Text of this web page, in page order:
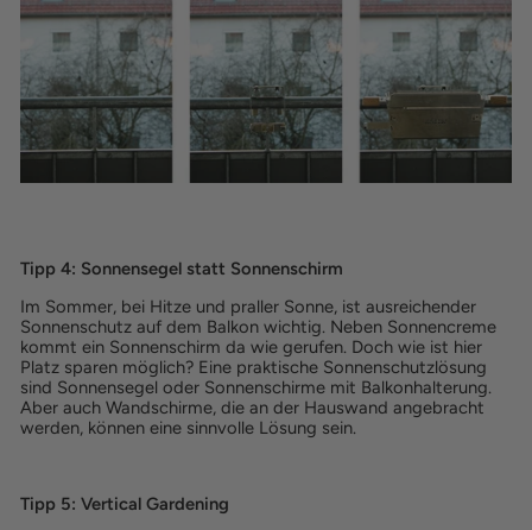
Tipp 4: Sonnensegel statt Sonnenschirm
Im Sommer, bei Hitze und praller Sonne, ist ausreichender
Sonnenschutz auf dem Balkon wichtig. Neben Sonnencreme
kommt ein Sonnenschirm da wie gerufen. Doch wie ist hier
Platz sparen möglich? Eine praktische Sonnenschutzlösung
sind Sonnensegel oder Sonnenschirme mit Balkonhalterung.
Aber auch Wandschirme, die an der Hauswand angebracht
werden, können eine sinnvolle Lösung sein.
Tipp 5: Vertical Gardening